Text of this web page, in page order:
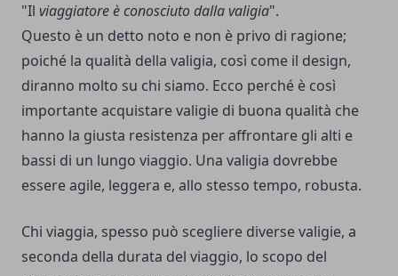
"Il viaggiatore è conosciuto dalla valigia".
Questo è un detto noto e non è privo di ragione;
poiché la qualità della valigia, così come il design,
diranno molto su chi siamo. Ecco perché è così
importante acquistare valigie di buona qualità che
hanno la giusta resistenza per affrontare gli alti e
bassi di un lungo viaggio. Una valigia dovrebbe
essere agile, leggera e, allo stesso tempo, robusta.
Chi viaggia, spesso può scegliere diverse valigie, a
seconda della durata del viaggio, lo scopo del